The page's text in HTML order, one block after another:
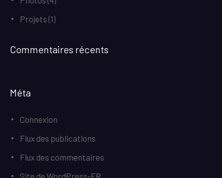
Projets (1)
Commentaires récents
Méta
Connexion
Flux des publications
Flux des commentaires
Site de WordPress-FR